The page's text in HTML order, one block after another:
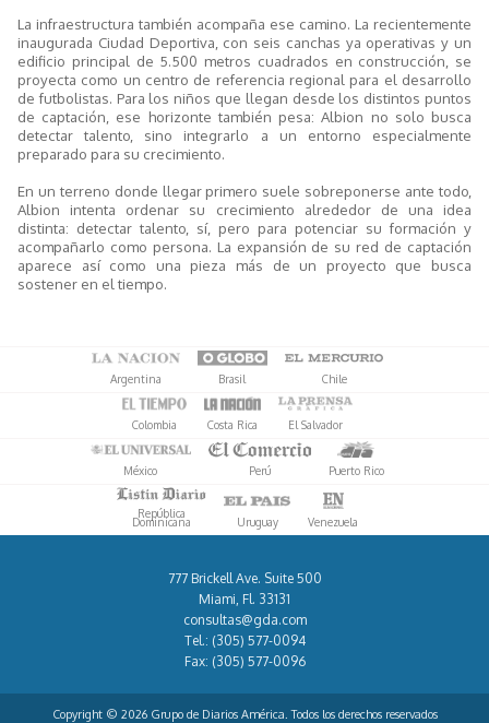
La infraestructura también acompaña ese camino. La recientemente
inaugurada Ciudad Deportiva, con seis canchas ya operativas y un
edificio principal de 5.500 metros cuadrados en construcción, se
proyecta como un centro de referencia regional para el desarrollo
de futbolistas. Para los niños que llegan desde los distintos puntos
de captación, ese horizonte también pesa: Albion no solo busca
detectar talento, sino integrarlo a un entorno especialmente
preparado para su crecimiento.
En un terreno donde llegar primero suele sobreponerse ante todo,
Albion intenta ordenar su crecimiento alrededor de una idea
distinta: detectar talento, sí, pero para potenciar su formación y
acompañarlo como persona. La expansión de su red de captación
aparece así como una pieza más de un proyecto que busca
sostener en el tiempo.
Argentina Brasil Chile
Colombia Costa Rica El Salvador
México Perú Puerto Rico
República
Dominicana Uruguay Venezuela
777 Brickell Ave. Suite 500
Miami, Fl. 33131
consultas@gda.com
Tel.: (305) 577-0094
Fax: (305) 577-0096
Copyright © 2026 Grupo de Diarios América. Todos los derechos reservados